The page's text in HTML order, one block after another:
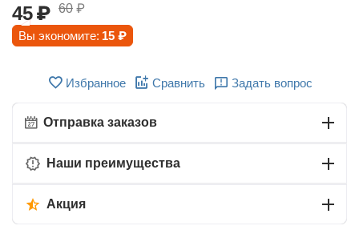
45₽ 60 ₽
Вы экономите: 15 ₽
Избранное Сравнить Задать вопрос
Отправка заказов
Наши преимущества
Акция